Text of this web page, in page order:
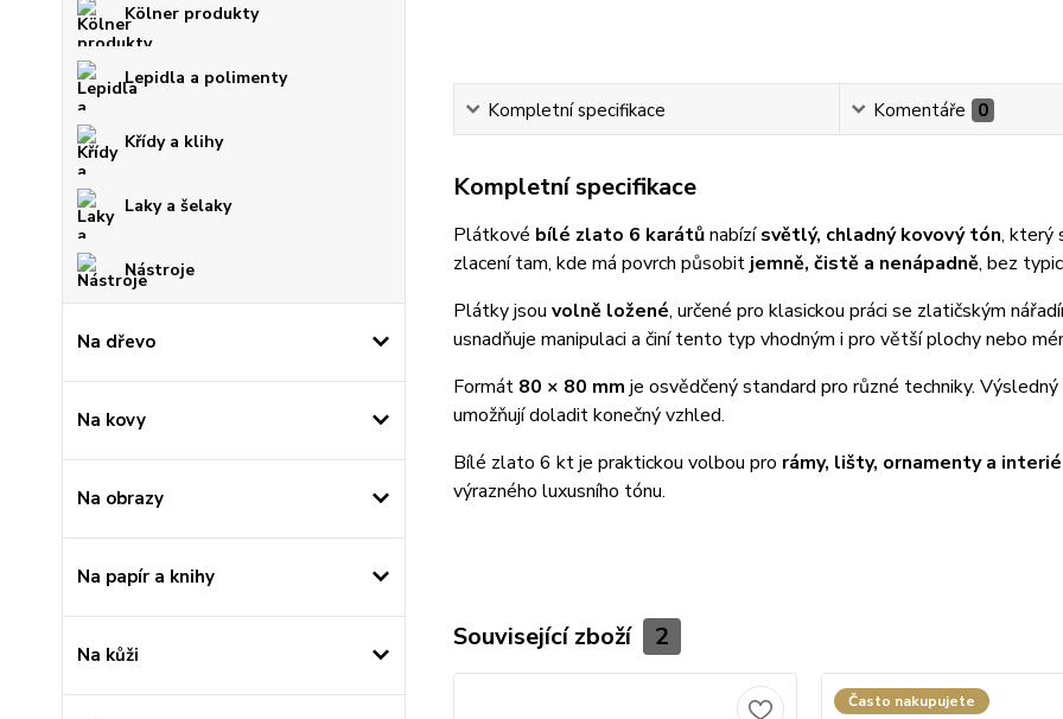
Kölner produkty
Lepidla a polimenty
Křídy a klihy
Laky a šelaky
Nástroje
Na dřevo
Na kovy
Na obrazy
Na papír a knihy
Na kůži
Kompletní specifikace Komentáře 0
Kompletní specifikace
Plátkové bílé zlato 6 karátůnabízísvětlý, chladný kovový tón, který
zlacení tam, kde má povrch působit jemně, čistě a nenápadně, bez
Plátky jsou volně ložené, určené pro klasickou práci se zlatičským
usnadňuje manipulaci a činí tento typ vhodným i pro větší plochy nebo
Formát 80 × 80 mm je osvědčený standard pro různé techniky.
umožňují doladit konečný vzhled.
Bílé zlato 6 kt je praktickou volbou pro rámy, lišty, ornamenty a
výrazného luxusního tónu.
Související zboží 2
Často nakupujete